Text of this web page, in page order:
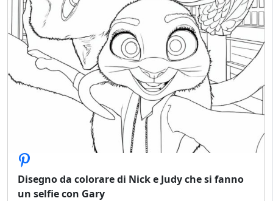
Disegno da colorare di Nick e Judy che si fanno
un selfie con Gary